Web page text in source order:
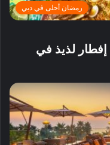
رمضان أحلى في دبي
لذيذ في